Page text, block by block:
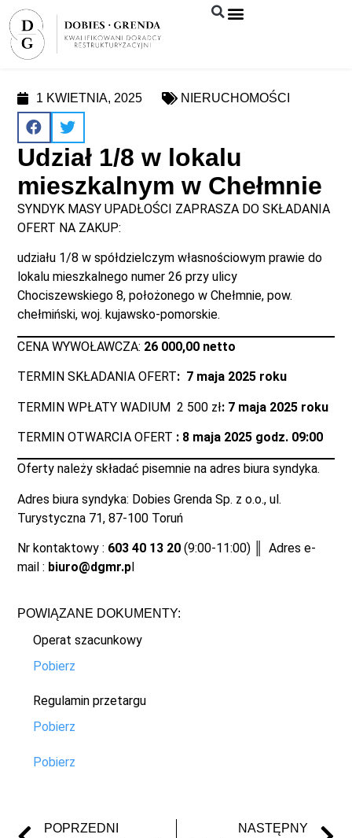
1 KWIETNIA, 2025 NIERUCHOMOŚCI
Udział 1/8 w lokalu
mieszkalnym w Chełmnie
SYNDYK MASY UPADŁOŚCI ZAPRASZA DO SKŁADANIA
OFERT NA ZAKUP:
udziału 1/8 w spółdzielczym własnościowym prawie do
lokalu mieszkalnego numer 26 przy ulicy
Chociszewskiego 8, położonego w Chełmnie, pow.
chełmiński, woj. kujawsko-pomorskie.
CENA WYWOŁAWCZA: 26 000,00 netto
TERMIN SKŁADANIA OFERT: 7 maja 2025 roku
TERMIN WPŁATY WADIUM 2 500 zł: 7 maja 2025 roku
TERMIN OTWARCIA OFERT : 8 maja 2025 godz. 09:00
Oferty należy składać pisemnie na adres biura syndyka.
Adres biura syndyka: Dobies Grenda Sp. z o.o., ul.
Turystyczna 71, 87-100 Toruń
Nr kontaktowy : 603 40 13 20 (9:00-11:00) ║ Adres e-
mail : biuro@dgmr.p
POWIĄZANE DOKUMENTY:
Operat szacunkowy
Pobierz
Regulamin przetargu
Pobierz
Pobierz
POPRZEDNI NASTĘPNY